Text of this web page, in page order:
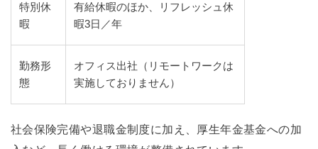
特別休
暇
有給休暇のほか、リフレッシュ休
暇3日／年
勤務形
態
オフィス出社（リモートワークは
実施しておりません）
社会保険完備や退職金制度に加え、厚生年金基金への加